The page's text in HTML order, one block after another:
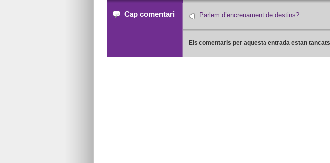
Cap comentari Parlem d’encreuament de destins?
Els comentaris per aquesta entrada estan tancats